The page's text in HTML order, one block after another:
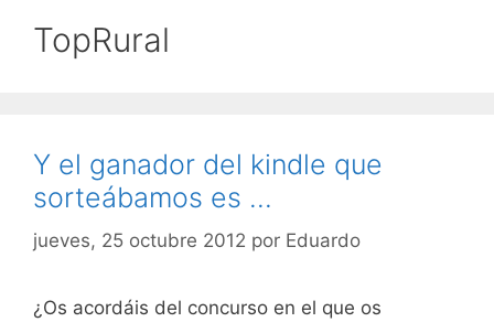
TopRural
Y el ganador del kindle que
sorteábamos es …
jueves, 25 octubre 2012 por Eduardo
¿Os acordáis del concurso en el que os